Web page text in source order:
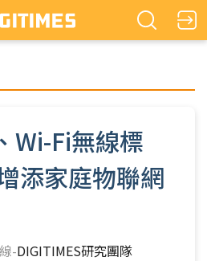
Wi-Fi無線標
添家庭物聯網
-DIGITIMES研究團隊